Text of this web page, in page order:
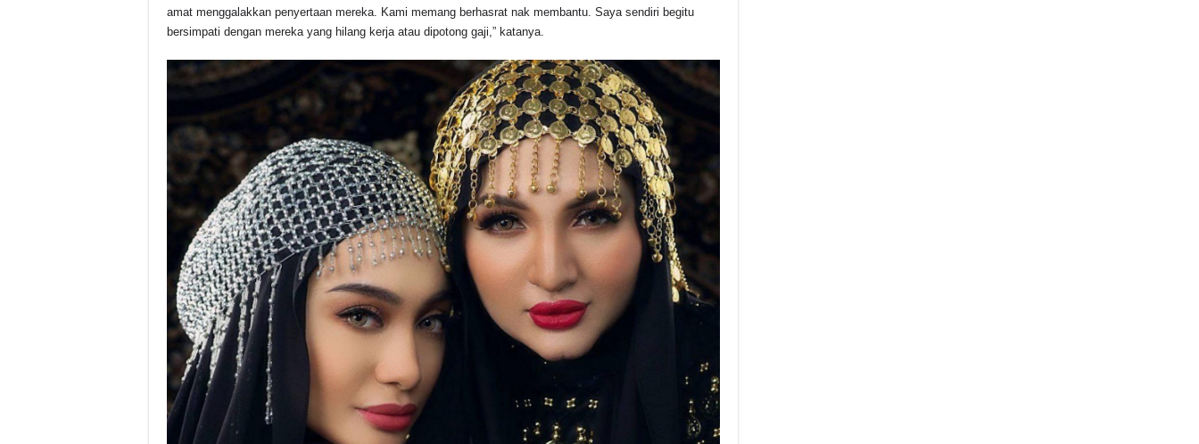
amat menggalakkan penyertaan mereka. Kami memang berhasrat nak membantu. Saya sendiri begitu
bersimpati dengan mereka yang hilang kerja atau dipotong gaji,” katanya.